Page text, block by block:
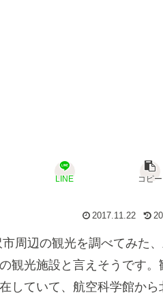
LINE コピー
2017.11.22
周辺の観光を調べてみた
観光施設と言えそうです。
していて、航空科学館から